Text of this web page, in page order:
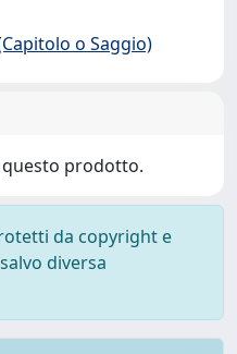
o Saggio)
questo prodotto.
da copyright e
diversa